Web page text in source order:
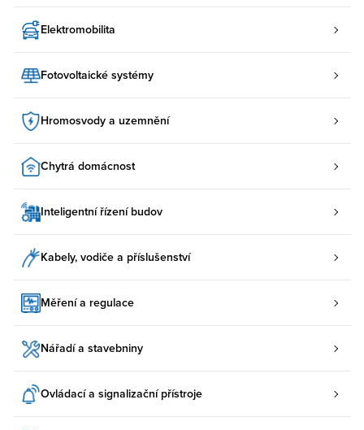
Elektromobilita
Fotovoltaické systémy
Hromosvody a uzemnění
Chytrá domácnost
Inteligentní řízení budov
Kabely, vodiče a příslušenství
Měření a regulace
Nářadí a stavebniny
Ovládací a signalizační přístroje